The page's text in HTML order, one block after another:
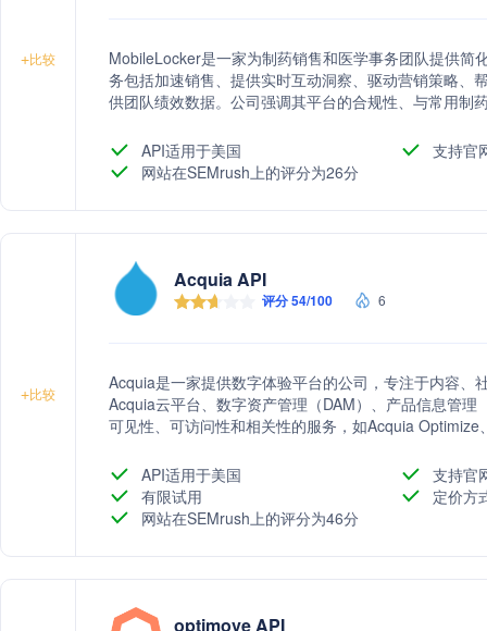
+比较
MobileLocker是一家为制药销售和医学事务团队提供简
务包括加速销售、提供实时互动洞察、驱动营销策略、
供团队绩效数据。公司强调其平台的合规性、与常用制
API适用于美国
支持官
网站在SEMrush上的评分为26分
+比较
Acquia API
评分 54/100 6
Acquia是一家提供数字体验平台的公司，专注于内容、
Acquia云平台、数字资产管理（DAM）、产品信息管
可见性、可访问性和相关性的服务，如Acquia
API适用于美国
支持官
有限试用
定价方
网站在SEMrush上的评分为46分
optimove API